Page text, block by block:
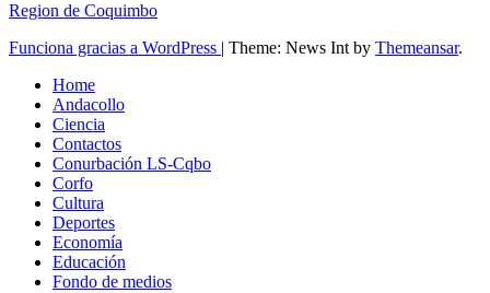
Region de Coquimbo
Funciona gracias a WordPress | Theme: News Int by Themeansar.
Home
Andacollo
Ciencia
Contactos
Conurbación LS-Cqbo
Corfo
Cultura
Deportes
Economía
Educación
Fondo de medios